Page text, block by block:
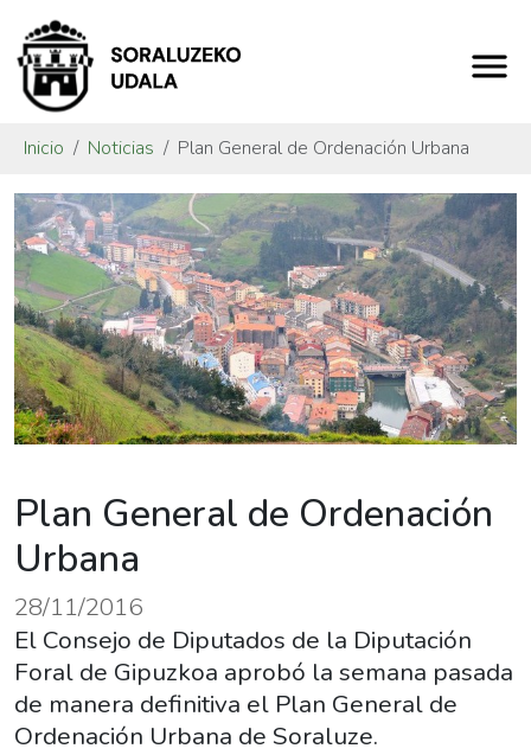
Inicio Noticias Plan General de Ordenación Urbana
Plan General de Ordenación
Urbana
28/11/2016
El Consejo de Diputados de la Diputación
Foral de Gipuzkoa aprobó la semana pasada
de manera definitiva el Plan General de
Ordenación Urbana de Soraluze.